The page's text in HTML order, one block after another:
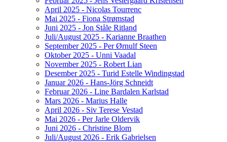
April 2025 - Nicolas Tourrenc
Mai 2025 - Fiona Strømstad
Juni 2025 - Jon Ståle Ritland
Juli/August 2025 - Karianne Braathen
September 2025 - Per Ørnulf Steen
Oktober 2025 - Unni Vaadal
November 2025 - Robert Lian
Desember 2025 - Turid Estelle Windingstad
Januar 2026 - Hans-Jörg Schneidt
Februar 2026 - Line Bardalen Karlstad
Mars 2026 - Marius Halle
April 2026 - Siv Terese Vestad
Mai 2026 - Per Jarle Oldervik
Juni 2026 - Christine Blom
Juli/August 2026 - Erik Gabrielsen